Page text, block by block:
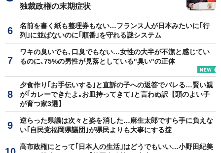
独裁政権の末期症状
名前を書く紙も整理券もない…フランス人が日本みたいに｢行
列｣に並ばないのに｢順番｣を守れる謎システム
ワキの臭いでも､口臭でもない…女性の大半が不潔と感じてい
るのに､75%の男性が見落としている"臭い"の正体
夕食作り｢お手伝いする｣と直訴の子への返答でバレる…賢い親
が｢カレーできたよ｡お皿持ってきて｣と言わぬ訳【頭のよい子
が育つ家3選】
逆らった県議は次々と姿を消した…麻生太郎ですら手に負えな
い｢自民党福岡県議団｣が県民よりも大事にする掟
高市政権にとって｢日本人の生活｣はどうでもいい…小野田紀美